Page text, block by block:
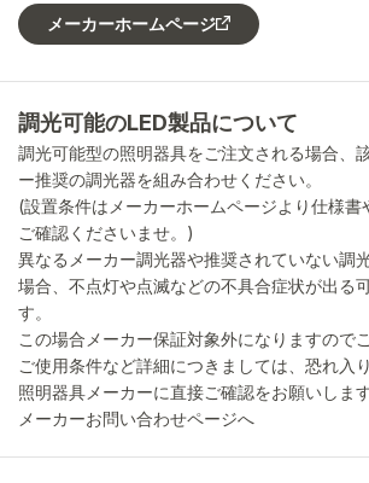
メーカーホームページ
調光可能のLED製品について
調光可能型の照明器具をご注文される場合、
ー推奨の調光器を組み合わせください。
(設置条件はメーカーホームページより仕様書
ご確認くださいませ。)
異なるメーカー調光器や推奨されていない調
場合、不点灯や点滅などの不具合症状が出る
す。
この場合メーカー保証対象外になりますので
ご使用条件など詳細につきましては、恐れ入
照明器具メーカーに直接ご確認をお願いします
メーカーお問い合わせページへ